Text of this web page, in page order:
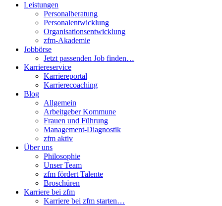
Leistungen
Personalberatung
Personalentwicklung
Organisationsentwicklung
zfm-Akademie
Jobbörse
Jetzt passenden Job finden…
Karriereservice
Karriereportal
Karrierecoaching
Blog
Allgemein
Arbeitgeber Kommune
Frauen und Führung
Management-Diagnostik
zfm aktiv
Über uns
Philosophie
Unser Team
zfm fördert Talente
Broschüren
Karriere bei zfm
Karriere bei zfm starten…